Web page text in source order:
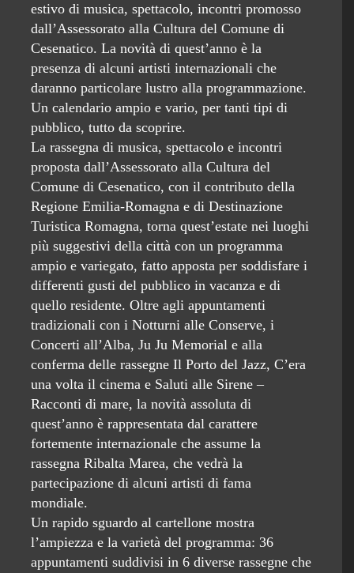
estivo di musica, spettacolo, incontri promosso
dall’Assessorato alla Cultura del Comune di
Cesenatico. La novità di quest’anno è la
presenza di alcuni artisti internazionali che
daranno particolare lustro alla programmazione.
Un calendario ampio e vario, per tanti tipi di
pubblico, tutto da scoprire.
La rassegna di musica, spettacolo e incontri
proposta dall’Assessorato alla Cultura del
Comune di Cesenatico, con il contributo della
Regione Emilia-Romagna e di Destinazione
Turistica Romagna, torna quest’estate nei luoghi
più suggestivi della città con un programma
ampio e variegato, fatto apposta per soddisfare i
differenti gusti del pubblico in vacanza e di
quello residente. Oltre agli appuntamenti
tradizionali con i Notturni alle Conserve, i
Concerti all’Alba, Ju Ju Memorial e alla
conferma delle rassegne Il Porto del Jazz, C’era
una volta il cinema e Saluti alle Sirene –
Racconti di mare, la novità assoluta di
quest’anno è rappresentata dal carattere
fortemente internazionale che assume la
rassegna Ribalta Marea, che vedrà la
partecipazione di alcuni artisti di fama
mondiale.
Un rapido sguardo al cartellone mostra
l’ampiezza e la varietà del programma: 36
appuntamenti suddivisi in 6 diverse rassegne che